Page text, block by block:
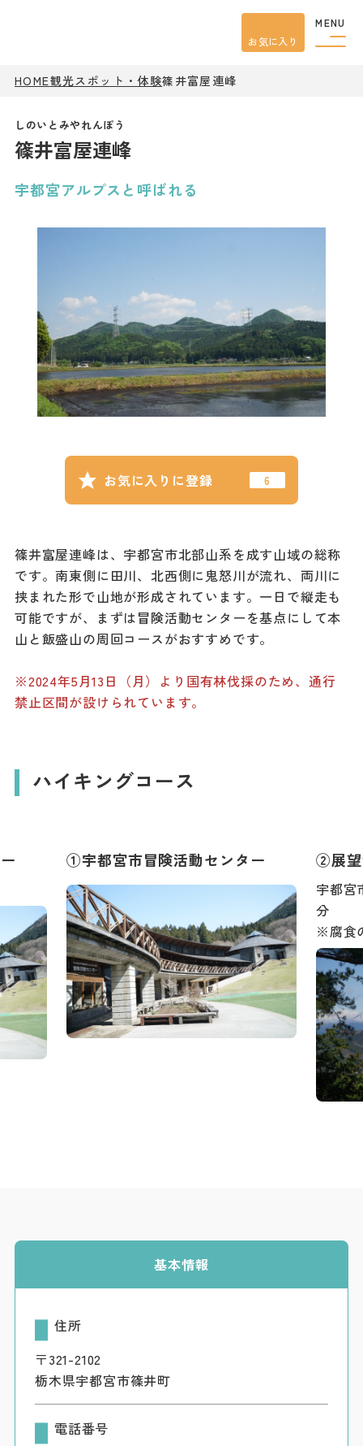
MENU
お気に入り
HOME観光スポット・体験篠井富屋連峰
篠井富屋連峰
お気に入りに登録
宇都宮アルプスと呼ばれる
篠井富屋連峰は、宇都宮市北部山系を成す山域の総称
です。南東側に田川、北西側に鬼怒川が流れ、両川に
挟まれた形で山地が形成されています。一日で縦走も
可能ですが、まずは冒険活動センターを基点にして本
山と飯盛山の周回コースがおすすめです。
※2024年5月13日（月）より国有林伐採のため、通行
禁止区間が設けられています。
ハイキングコース
①宇都宮市冒険活動センター ②展
宇都宮
分
※腐食
基本情報
住所
〒321-2102
栃木県宇都宮市篠井町
電話番号
観光案内
宿泊
ピックアップ
はじめての宇都宮
宇都宮市民ライター
記事
市民がおすすめ！餃
子店
撮影支援・
MICE
フィルムコミ
ッション
MICE
Languag
フォトダウン